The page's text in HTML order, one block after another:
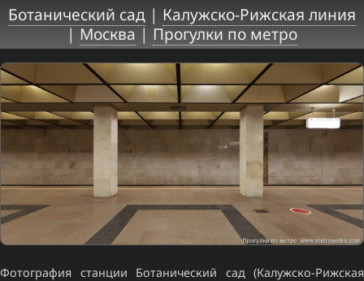
Ботанический сад | Калужско-Рижская линия
|Москва| Прогулки по метро
Фотография станции Ботанический сад (Калужско-Рижская